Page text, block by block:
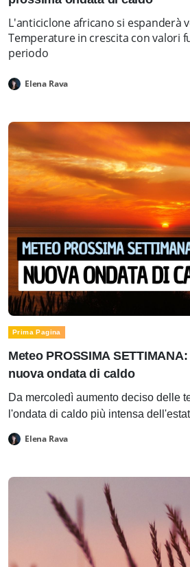
L'anticiclone africano si espanderà
Temperature in crescita con valori
periodo
Elena Rava
Prima Pagina
Meteo PROSSIMA
nuova ondata di caldo
Da mercoledì aumento deciso delle
l'ondata di caldo più intensa
Elena Rava